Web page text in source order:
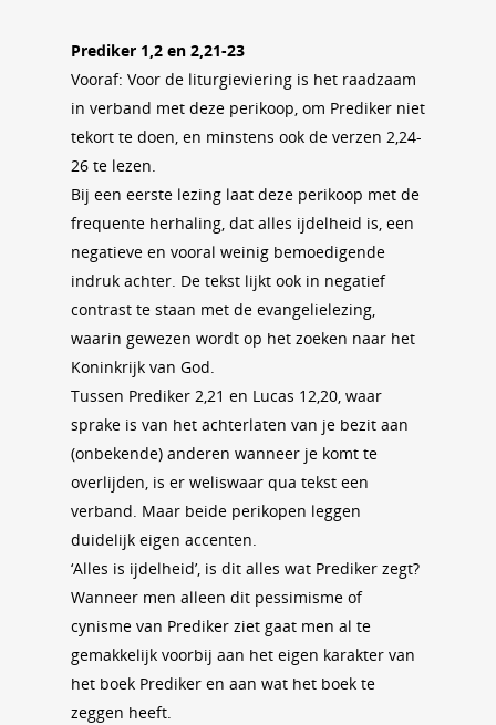
Prediker 1,2 en 2,21-23
Vooraf: Voor de liturgieviering is het raadzaam
in verband met deze perikoop, om Prediker niet
tekort te doen, en minstens ook de verzen 2,24-
26 te lezen.
Bij een eerste lezing laat deze perikoop met de
frequente herhaling, dat alles ijdelheid is, een
negatieve en vooral weinig bemoedigende
indruk achter. De tekst lijkt ook in negatief
contrast te staan met de evangelielezing,
waarin gewezen wordt op het zoeken naar het
Koninkrijk van God.
Tussen Prediker 2,21 en Lucas 12,20, waar
sprake is van het achterlaten van je bezit aan
(onbekende) anderen wanneer je komt te
overlijden, is er weliswaar qua tekst een
verband. Maar beide perikopen leggen
duidelijk eigen accenten.
‘Alles is ijdelheid’, is dit alles wat Prediker zegt?
Wanneer men alleen dit pessimisme of
cynisme van Prediker ziet gaat men al te
gemakkelijk voorbij aan het eigen karakter van
het boek Prediker en aan wat het boek te
zeggen heeft.